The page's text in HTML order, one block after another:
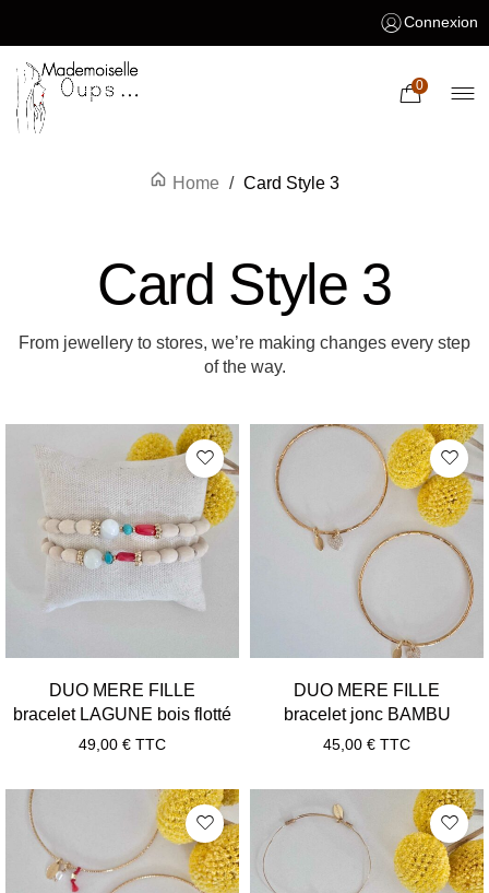
Connexion
0
Home / Card Style 3
Card Style 3
From jewellery to stores, we’re making changes every step
of the way.
DUO MERE FILLE
bracelet LAGUNE bois flotté
49,00 € TTC
DUO MERE FILLE
bracelet jonc BAMBU
45,00 € TTC